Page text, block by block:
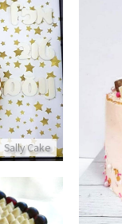
Sally Cake
עוגת